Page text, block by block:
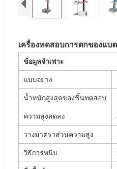
เครื่องทดสอบการตกของแบต
ข้อมูลจำเพาะ
แบบอย่าง
น้ำหนักสูงสุดของชิ้นทดสอบ
ความสูงลดลง
วางมาตราส่วนความสูง
วิธีการหนีบ